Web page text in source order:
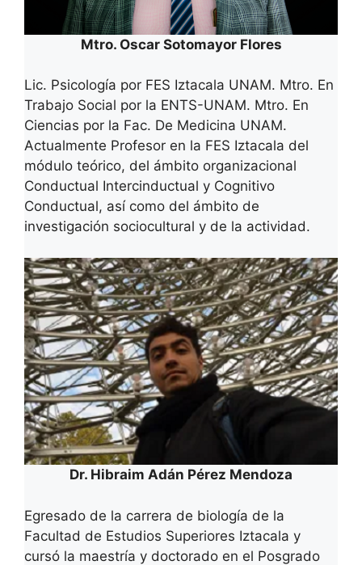
Mtro. Oscar Sotomayor Flores
Lic. Psicología por FES Iztacala UNAM. Mtro. En
Trabajo Social por la ENTS-UNAM. Mtro. En
Ciencias por la Fac. De Medicina UNAM.
Actualmente Profesor en la FES Iztacala del
módulo teórico, del ámbito organizacional
Conductual Intercinductual y Cognitivo
Conductual, así como del ámbito de
investigación sociocultural y de la actividad.
Dr. Hibraim Adán Pérez Mendoza
Egresado de la carrera de biología de la
Facultad de Estudios Superiores Iztacala y
cursó la maestría y doctorado en el Posgrado